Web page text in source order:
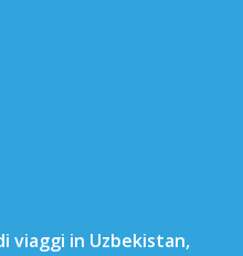
viaggi in Uzbekistan,